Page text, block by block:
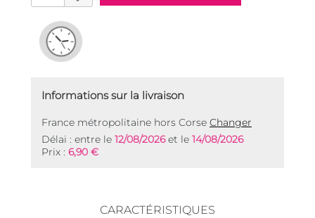
Informations sur la livraison
France métropolitaine hors Corse Changer
Délai : entre le 12/08/2026et le 14/08/2026
Prix : 6,90 €
CARACTÉRISTIQUES